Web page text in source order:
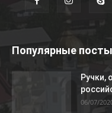
Популярные посты
Ручки,
06/07/